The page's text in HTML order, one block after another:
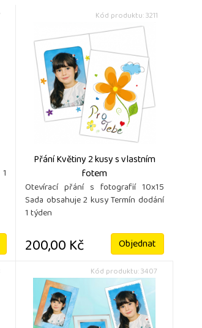
Kód produktu: 3211
Přání Květiny 2 kusy s vlastním
fotem
Otevírací přání s fotografií 10x15
Sada obsahuje 2 kusy Termín dodání
1 týden
200,00 Kč Objednat
Kód produktu: 3407